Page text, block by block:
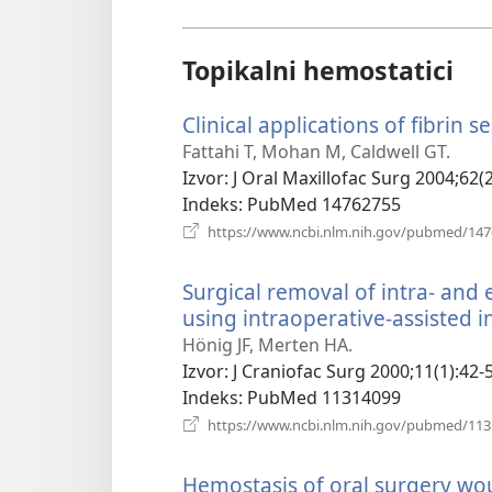
Topikalni hemostatici
Clinical applications of fibrin
Fattahi T, Mohan M, Caldwell GT.
Izvor‎: J Oral Maxillofac Surg
Indeks‎: PubMed 14762755
https://www.ncbi.nlm.nih.gov/pubmed/
Surgical removal of intra-
using intraoperative-assisted
Hönig JF, Merten HA.
Izvor‎: J Craniofac Surg 2000;11(1):42-
Indeks‎: PubMed 11314099
https://www.ncbi.nlm.nih.gov/pubmed/
Hemostasis of oral surgery